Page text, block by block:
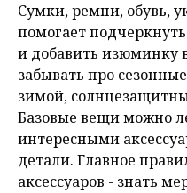
Сумки, ремни, обувь,
помогает
и добавить изюминку
забывать про
зимой,
Базовые вещи можно
интересными
детали. Главное
аксессуаров - знать